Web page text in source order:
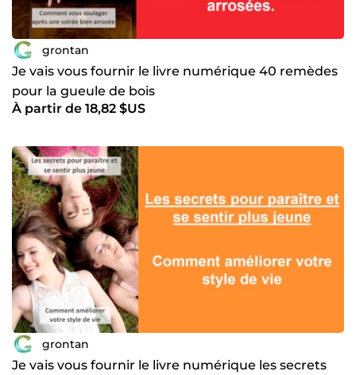
grontan
Je vais vous fournir le livre numérique 40 remèdes
pour la gueule de bois
À partir de 18,82 $US
grontan
Je vais vous fournir le livre numérique les secrets